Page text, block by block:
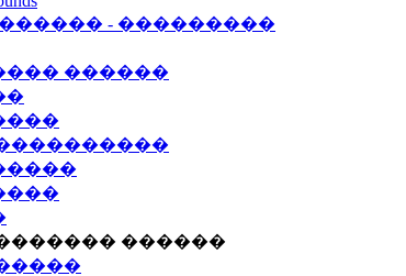
- ���������
������
������